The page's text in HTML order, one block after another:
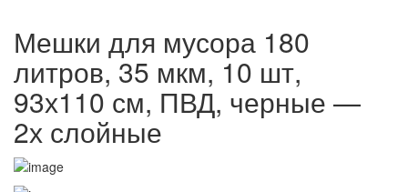
Мешки для мусора 180
литров, 35 мкм, 10 шт,
93х110 см, ПВД, черные —
2х слойные